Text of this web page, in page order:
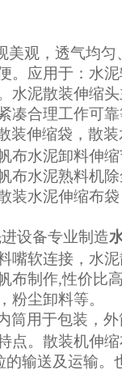
美观，透气均
。应用于：水
水泥散装伸缩头
凑合理工作可靠
装伸缩袋，散
布水泥卸料伸
布水泥熟料机
装水泥伸缩布
设备专业制造
嘴软连接，水
布制作,性价比
粉尘卸料等。
筒用于包装，
点。散装机伸
输送及运输